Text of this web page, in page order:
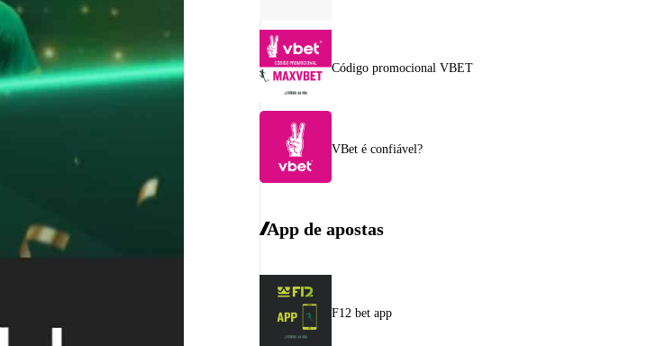
Código promocional VBET
VBet é confiável?
App de apostas
F12 bet app